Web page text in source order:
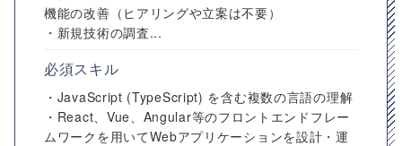
機能の改善（ヒアリングや立案は不要）
・新規技術の調査...
必須スキル
・JavaScript (TypeScript) を含む複数の言語の理解
・React、Vue、Angular等のフロントエンドフレー
ムワークを用いてWebアプリケーションを設計・運